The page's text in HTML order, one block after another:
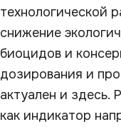
технологической
снижение
биоцидов и
дозирования и
актуален и здесь.
как индикатор